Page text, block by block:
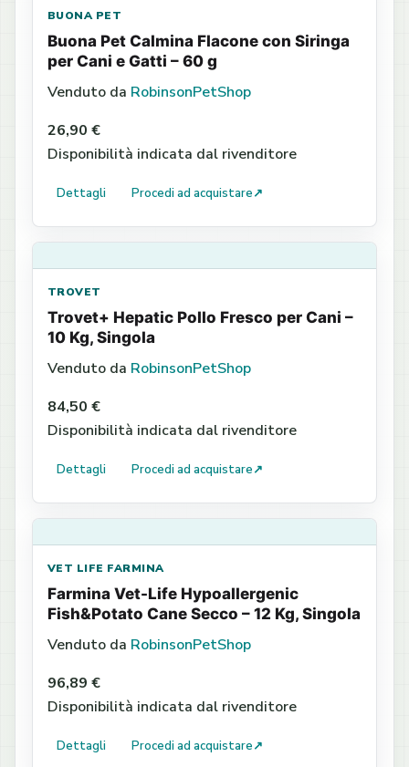
BUONA PET
Buona Pet Calmina Flacone con Siringa
per Cani e Gatti – 60 g
Venduto da RobinsonPetShop
26,90 €
Disponibilità indicata dal rivenditore
Dettagli Procedi ad acquistare↗
TROVET
Trovet+ Hepatic Pollo Fresco per Cani –
10 Kg, Singola
Venduto da RobinsonPetShop
84,50 €
Disponibilità indicata dal rivenditore
Dettagli Procedi ad acquistare↗
VET LIFE FARMINA
Farmina Vet-Life Hypoallergenic
Fish&Potato Cane Secco – 12 Kg, Singola
Venduto da RobinsonPetShop
96,89 €
Disponibilità indicata dal rivenditore
Dettagli Procedi ad acquistare↗